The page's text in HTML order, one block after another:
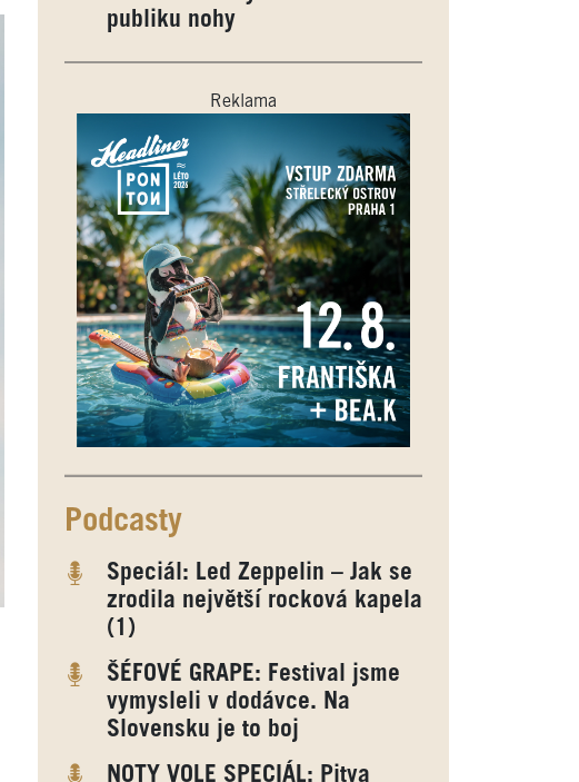
publiku nohy
Reklama
Podcasty
Speciál: Led Zeppelin – Jak se
zrodila největší rocková kapela
(1)
ŠÉFOVÉ GRAPE: Festival jsme
vymysleli v dodávce. Na
Slovensku je to boj
NOTY VOLE SPECIÁL: Pitva